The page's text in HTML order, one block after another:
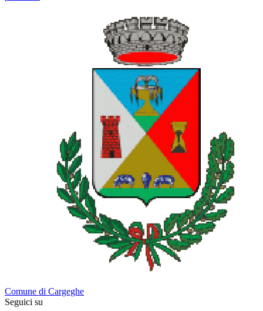
Comune di Cargeghe
Seguici su